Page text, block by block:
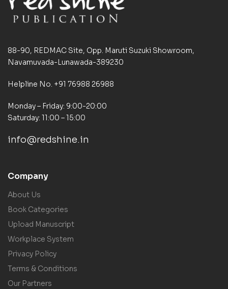
88-90, REDMAC Site, Opp. Maruti Suzuki Showroom,
Navamuvada-Lunawada-389230
Helpline No. +91 76988 26988
Monday – Friday: 9:00-20:00
Saturday: 11:00 – 15:00
info@redshine.in
Company
About Us
Book Categories
Upload Manuscript
Workplace System
Privacy Policy
Terms & Conditions
Our Partners